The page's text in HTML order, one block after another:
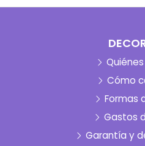
Cómo
Formas
Gastos
Garantía y